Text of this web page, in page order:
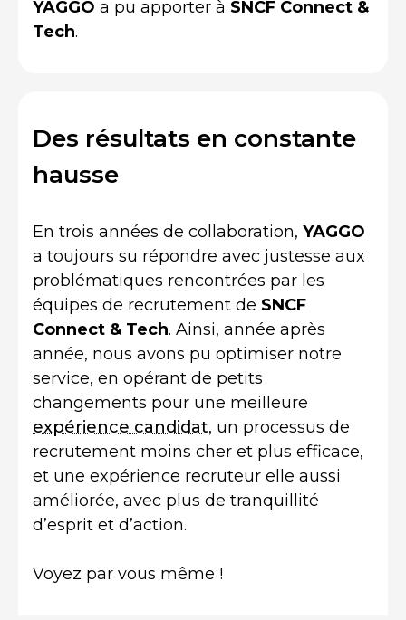
YAGGO a pu apporter à SNCF Connect &
Tech.
Des résultats en constante
hausse
En trois années de collaboration, YAGGO
a toujours su répondre avec justesse aux
problématiques rencontrées par les
équipes de recrutement de SNCF
Connect & Tech. Ainsi, année après
année, nous avons pu optimiser notre
service, en opérant de petits
changements pour une meilleure
expérience candidat, un processus de
recrutement moins cher et plus efficace,
et une expérience recruteur elle aussi
améliorée, avec plus de tranquillité
d’esprit et d’action.
Voyez par vous même !